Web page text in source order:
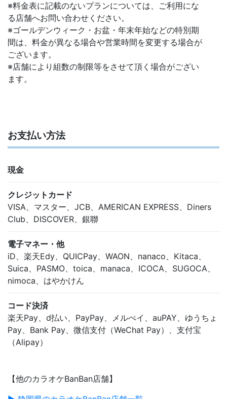
※料金表に記載のないプランについては、ご利用にな
る店舗へお問い合わせください。
※ゴールデンウィーク・お盆・年末年始などの特別期
間は、料金が異なる場合や営業時間を変更する場合が
ございます。
※店舗により組数の制限等をさせて頂く場合がござい
ます。
お支払い方法
現金
クレジットカード
VISA、マスター、JCB、AMERICAN EXPRESS、Diners
Club、DISCOVER、銀聯
電子マネー・他
iD、楽天Edy、QUICPay、WAON、nanaco、Kitaca、
Suica、PASMO、toica、manaca、ICOCA、SUGOCA、
nimoca、はやかけん
コード決済
楽天Pay、d払い、PayPay、メルぺイ、auPAY、ゆうちょ
Pay、Bank Pay、微信支付（WeChat Pay）、支付宝
（Alipay）
【他のカラオケBanBan店舗】